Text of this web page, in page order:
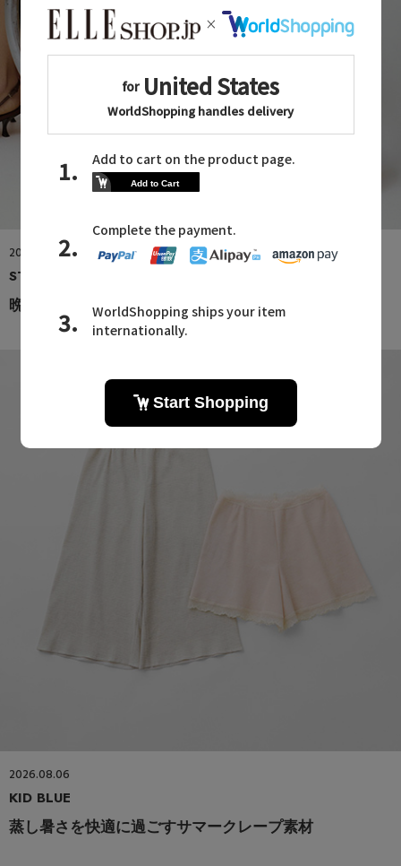
2026.08.06
STATE OF ESCAPE
晩夏から秋へつなぐ 人気バッグ3選
2026.08.06
KID BLUE
蒸し暑さを快適に過ごすサマークレープ素材